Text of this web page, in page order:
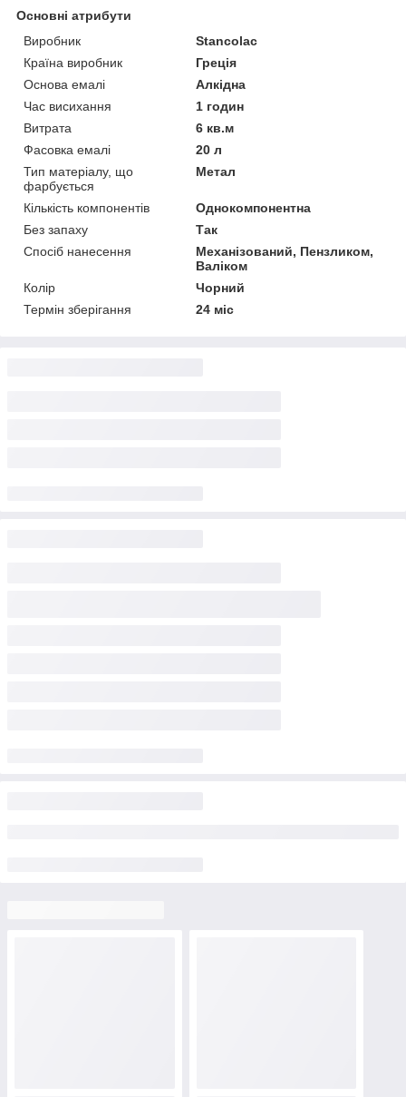
Основні атрибути
Виробник
Stancolac
Країна виробник
Греція
Основа емалі
Алкідна
Час висихання
1 годин
Витрата
6 кв.м
Фасовка емалі
20 л
Тип матеріалу, що
фарбується
Метал
Кількість компонентів
Однокомпонентна
Без запаху
Так
Спосіб нанесення
Механізований, Пензликом,
Валіком
Колір
Чорний
Термін зберігання
24 міс